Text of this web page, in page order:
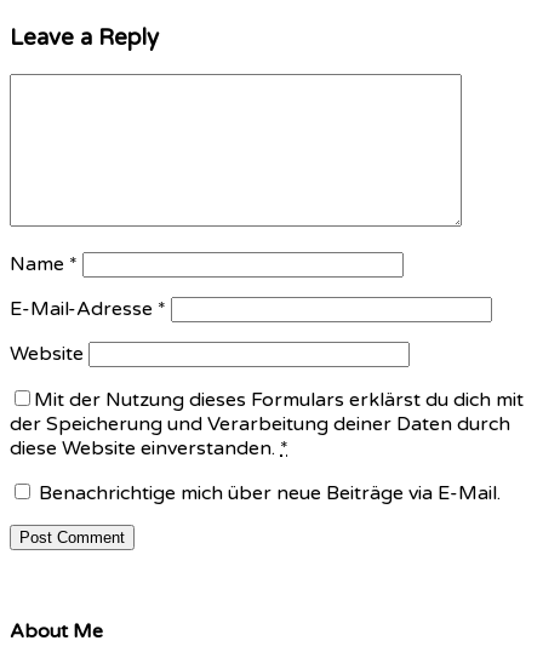
Leave a Reply
Name *
E-Mail-Adresse *
Website
Mit der Nutzung dieses Formulars erklärst du dich mit
der Speicherung und Verarbeitung deiner Daten durch
diese Website einverstanden. *
Benachrichtige mich über neue Beiträge via E-Mail.
About Me